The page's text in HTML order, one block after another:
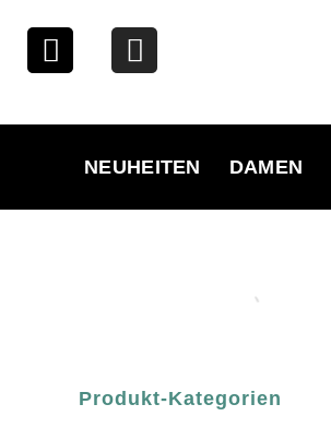
NEUHEITEN DAMEN
Produkt-Kategorien